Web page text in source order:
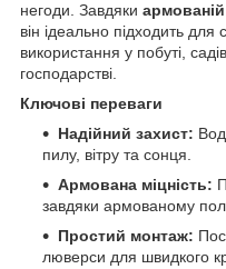
негоди. Завдяки армованій
він ідеально підходить
використання у побуті,
господарстві.
Ключові переваги
Надійний захист:
пилу, вітру та сонця.
Армована міцність:
завдяки армованому
Простий монтаж:
люверси для швидкого